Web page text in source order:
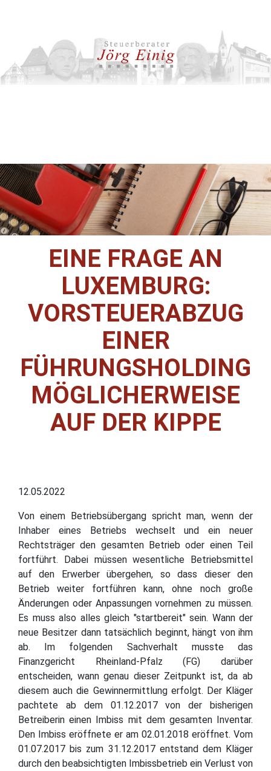
EINE FRAGE AN
LUXEMBURG:
VORSTEUERABZUG
EINER
FÜHRUNGSHOLDING
MÖGLICHERWEISE
AUF DER KIPPE
12.05.2022
Von einem Betriebsübergang spricht man, wenn der
Inhaber eines Betriebs wechselt und ein neuer
Rechtsträger den gesamten Betrieb oder einen Teil
fortführt. Dabei müssen wesentliche Betriebsmittel
auf den Erwerber übergehen, so dass dieser den
Betrieb weiter fortführen kann, ohne noch große
Änderungen oder Anpassungen vornehmen zu müssen.
Es muss also alles gleich "startbereit" sein. Wann der
neue Besitzer dann tatsächlich beginnt, hängt von ihm
ab. Im folgenden Sachverhalt musste das
Finanzgericht Rheinland-Pfalz (FG) darüber
entscheiden, wann genau dieser Zeitpunkt ist, da ab
diesem auch die Gewinnermittlung erfolgt. Der Kläger
pachtete ab dem 01.12.2017 von der bisherigen
Betreiberin einen Imbiss mit dem gesamten Inventar.
Den Imbiss eröffnete er am 02.01.2018 eröffnet. Vom
01.07.2017 bis zum 31.12.2017 entstand dem Kläger
durch den beabsichtigten Imbissbetrieb ein Verlust von